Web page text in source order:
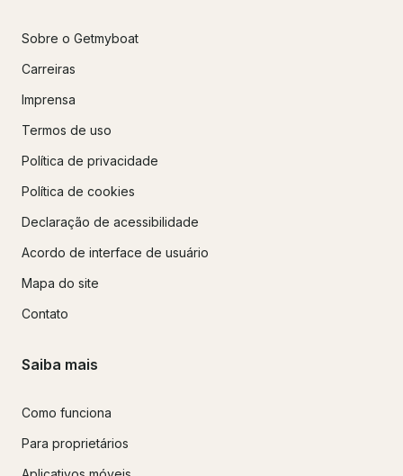
Sobre o Getmyboat
Carreiras
Imprensa
Termos de uso
Política de privacidade
Política de cookies
Declaração de acessibilidade
Acordo de interface de usuário
Mapa do site
Contato
Saiba mais
Como funciona
Para proprietários